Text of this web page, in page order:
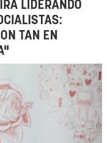
LIDERANDO
TAN EN